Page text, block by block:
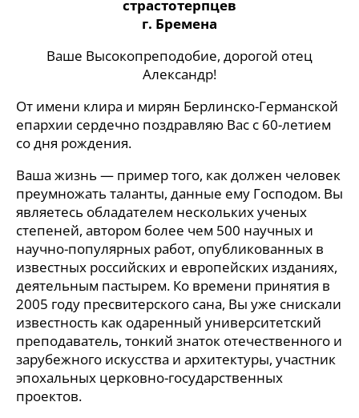
страстотерпцев
г. Бремена
Ваше Высокопреподобие, дорогой отец
Александр!
От имени клира и мирян Берлинско-Германской
епархии сердечно поздравляю Вас с 60-летием
со дня рождения.
Ваша жизнь — пример того, как должен человек
преумножать таланты, данные ему Господом. Вы
являетесь обладателем нескольких ученых
степеней, автором более чем 500 научных и
научно-популярных работ, опубликованных в
известных российских и европейских изданиях,
деятельным пастырем. Ко времени принятия в
2005 году пресвитерского сана, Вы уже снискали
известность как одаренный университетский
преподаватель, тонкий знаток отечественного и
зарубежного искусства и архитектуры, участник
эпохальных церковно-государственных
проектов.